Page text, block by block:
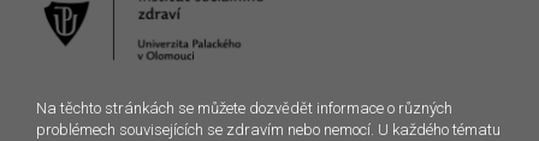
Na těchto stránkách se můžete dozvědět informace o různých
problémech souvisejících se zdravím nebo nemocí. U každého tématu